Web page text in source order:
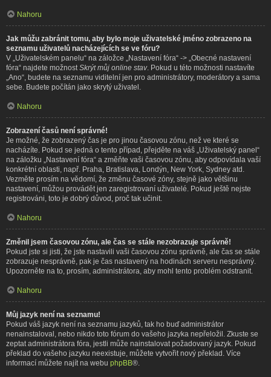
Nahoru
Jak můžu zabránit tomu, aby bylo moje uživatelské jméno zobrazeno na
seznamu uživatelů nacházejících se ve fóru?
V „Uživatelském panelu“ na záložce „Nastavení fóra“ -> „Obecné nastavení
fóra“ najdete možnost Skrýt můj online stav. Pokud u této možnosti nastavíte
„Ano“, budete na seznamu viditelní jen pro administrátory, moderátory a sama
sebe. Budete počítán jako skrytý uživatel.
Nahoru
Zobrazení časů není správné!
Je možné, že zobrazený čas je pro jinou časovou zónu, než ve které se
nacházíte. Pokud se jedná o tento případ, přejděte na váš „Uživatelský panel“
na záložku „Nastavení fóra“ a změňte vaši časovou zónu, aby odpovídala vaší
konkrétní oblasti, např. Praha, Bratislava, Londýn, New York, Sydney atd.
Vezměte prosím na vědomí, že změnu časové zóny, stejně jako většinu
nastavení, můžou provádět jen zaregistrovaní uživatelé. Pokud ještě nejste
registrováni, toto je dobrý důvod, proč tak učinit.
Nahoru
Změnil jsem časovou zónu, ale čas se stále nezobrazuje správně!
Pokud jste si jisti, že jste nastavili vaši časovou zónu správně, ale čas se stále
zobrazuje nesprávně, pak je čas nastavený na hodinách serveru nesprávný.
Upozorněte na to, prosím, administrátora, aby mohl tento problém odstranit.
Nahoru
Můj jazyk není na seznamu!
Pokud váš jazyk není na seznamu jazyků, tak ho buď administrátor
nenainstaloval, nebo nikdo toto fórum do vašeho jazyka nepřeložil. Zkuste se
zeptat administrátora fóra, jestli může nainstalovat požadovaný jazyk. Pokud
překlad do vašeho jazyku neexistuje, můžete vytvořit nový překlad. Více
informací můžete najít na webu phpBB®.